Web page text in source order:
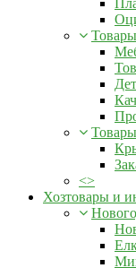
<>
Хозтовары и